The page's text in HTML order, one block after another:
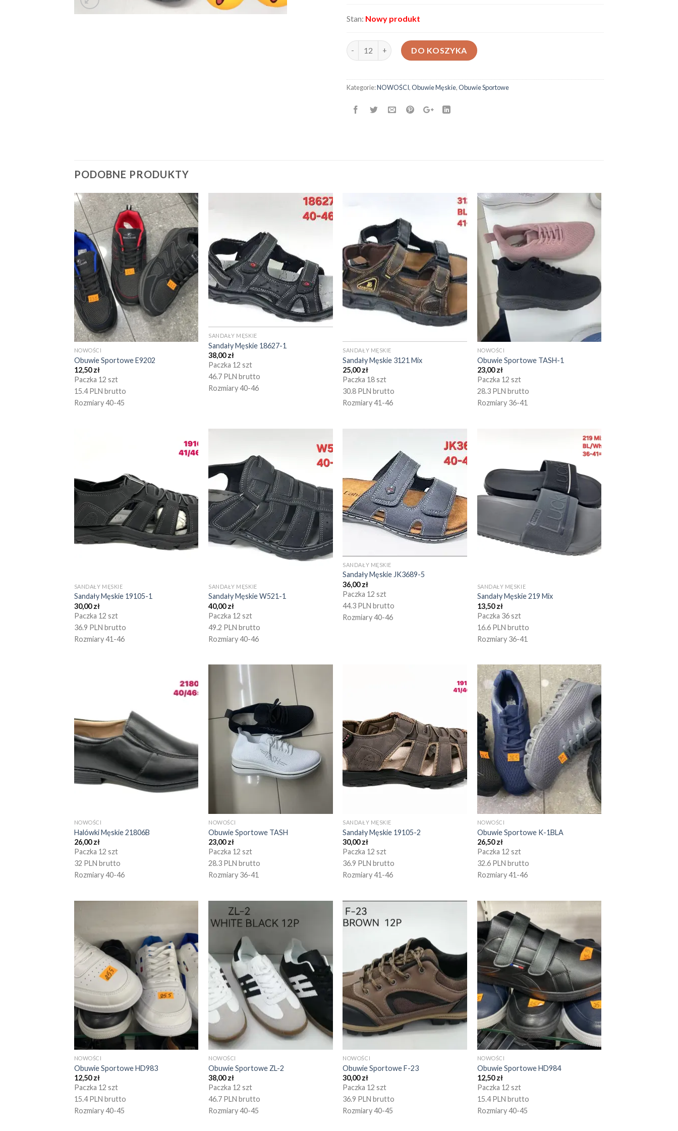
Stan: Nowy produkt
ilość Obuwie Sportowe HMD-6
DO KOSZYKA
Kategorie:NOWOŚCI,Obuwie Męskie,Obuwie Sportowe
PODOBNE PRODUKTY
NOWOŚCI
Obuwie Sportowe E9202
12,50zł
Paczka 12 szt
15.4 PLN brutto
Rozmiary 40-45
SANDAŁY MĘSKIE
Sandały Męskie 18627-1
38,00zł
Paczka 12 szt
46.7 PLN brutto
Rozmiary 40-46
SANDAŁY MĘSKIE
Sandały Męskie 3121 Mix
25,00zł
Paczka 18 szt
30.8 PLN brutto
Rozmiary 41-46
NOWOŚCI
Obuwie Sportowe TASH-1
23,00zł
Paczka 12 szt
28.3 PLN brutto
Rozmiary 36-41
SANDAŁY MĘSKIE
Sandały Męskie 19105-1
30,00zł
Paczka 12 szt
36.9 PLN brutto
Rozmiary 41-46
SANDAŁY MĘSKIE
Sandały Męskie W521-1
40,00zł
Paczka 12 szt
49.2 PLN brutto
Rozmiary 40-46
SANDAŁY MĘSKIE
Sandały Męskie JK3689-5
36,00zł
Paczka 12 szt
44.3 PLN brutto
Rozmiary 40-46
SANDAŁY MĘSKIE
Sandały Męskie 219 Mix
13,50zł
Paczka 36 szt
16.6 PLN brutto
Rozmiary 36-41
NOWOŚCI
Halówki Męskie 21806B
26,00zł
Paczka 12 szt
32 PLN brutto
Rozmiary 40-46
NOWOŚCI
Obuwie Sportowe TASH
23,00zł
Paczka 12 szt
28.3 PLN brutto
Rozmiary 36-41
SANDAŁY MĘSKIE
Sandały Męskie 19105-2
30,00zł
Paczka 12 szt
36.9 PLN brutto
Rozmiary 41-46
NOWOŚCI
Obuwie Sportowe K-1BLA
26,50zł
Paczka 12 szt
32.6 PLN brutto
Rozmiary 41-46
NOWOŚCI
Obuwie Sportowe HD983
12,50zł
Paczka 12 szt
15.4 PLN brutto
Rozmiary 40-45
NOWOŚCI
Obuwie Sportowe ZL-2
38,00zł
Paczka 12 szt
46.7 PLN brutto
Rozmiary 40-45
NOWOŚCI
Obuwie Sportowe F-23
30,00zł
Paczka 12 szt
36.9 PLN brutto
Rozmiary 40-45
NOWOŚCI
Obuwie Sportowe HD984
12,50zł
Paczka 12 szt
15.4 PLN brutto
Rozmiary 40-45